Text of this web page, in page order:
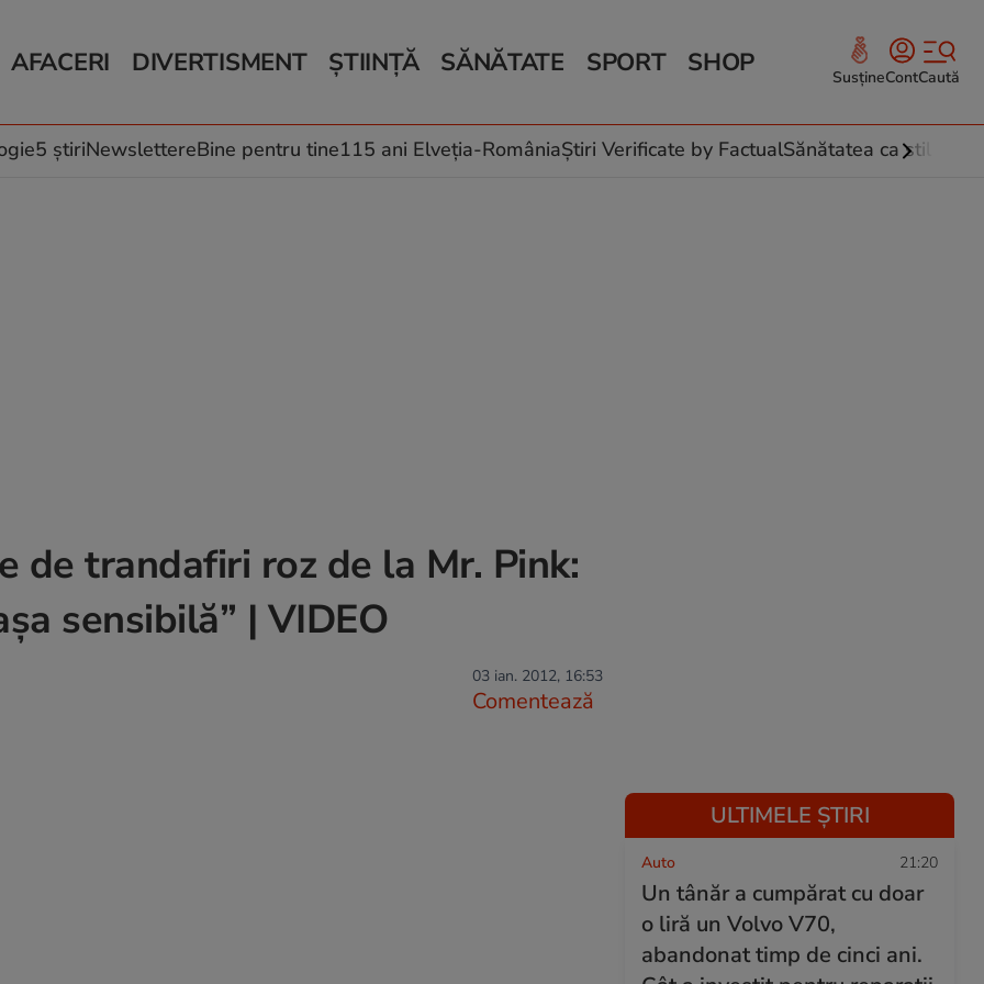
AFACERI
Auto
Locuri de muncă
DIVERTISMENT
Horoscop
Muzică și Filme
ȘTIINȚĂ
Schimbări climatice
SĂNĂTATE
Relații
Rețete culinare
SPORT SHOP SusțineContCaută
5 știriNewslettereBine pentru tine115 ani Elveția-RomâniaȘtiri Verificate by FactualSănătatea ca stil de
de trandafiri roz de la Mr. Pink:
sensibilă” | VIDEO
03 ian. 2012, 16:53
Comentează
ULTIMELE ȘTIRI
Auto 21:20
Un tânăr a cumpărat cu doar
o liră un Volvo V70,
abandonat timp de cinci ani.